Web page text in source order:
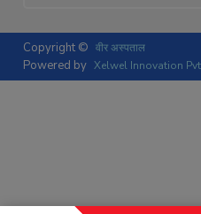
Copyright © वीर अस्पताल
Powered by Xelwel Innovation